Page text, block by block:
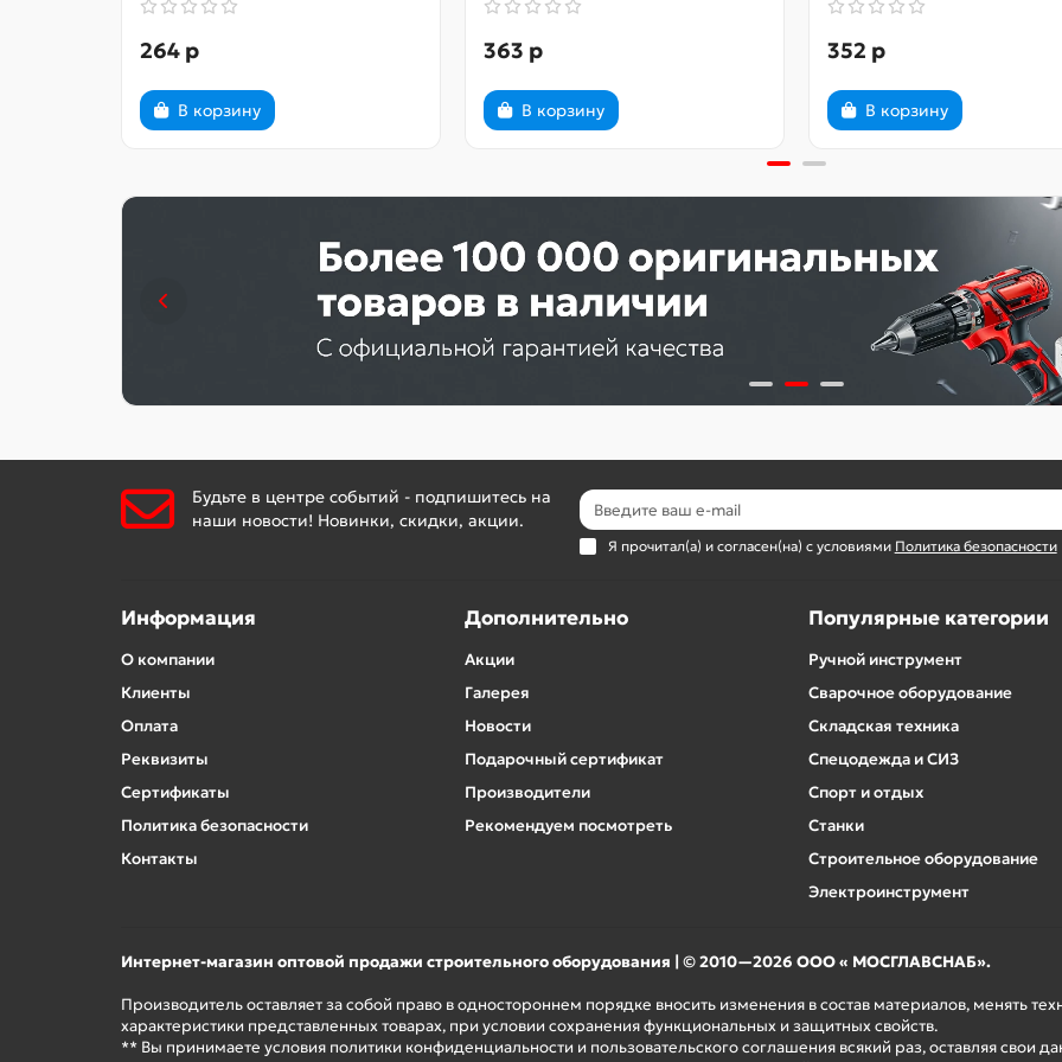
264 р
В корзину
363 р
В корзину
352 р
В корзину
Будьте в центре событий - подпишитесь на
наши новости! Новинки, скидки, акции.
Я прочитал(а) и согласен(на) с условиями Политика безопасности
Информация
О компании
Клиенты
Оплата
Реквизиты
Сертификаты
Политика безопасности
Контакты
Дополнительно
Акции
Галерея
Новости
Подарочный сертификат
Производители
Рекомендуем посмотреть
Популярные категории
Ручной инструмент
Сварочное оборудование
Складская техника
Спецодежда и СИЗ
Спорт и отдых
Станки
Строительное оборудование
Электроинструмент
Интернет-магазин оптовой продажи строительного оборудования | © 2010—2026 ООО « МОСГЛАВСНАБ».
Производитель оставляет за собой право в одностороннем порядке вносить изменения в состав материалов, менять
характеристики представленных товарах, при условии сохранения функциональных и защитных свойств.
** Вы принимаете условия политики конфиденциальности и пользовательского соглашения всякий раз, оставляя свои